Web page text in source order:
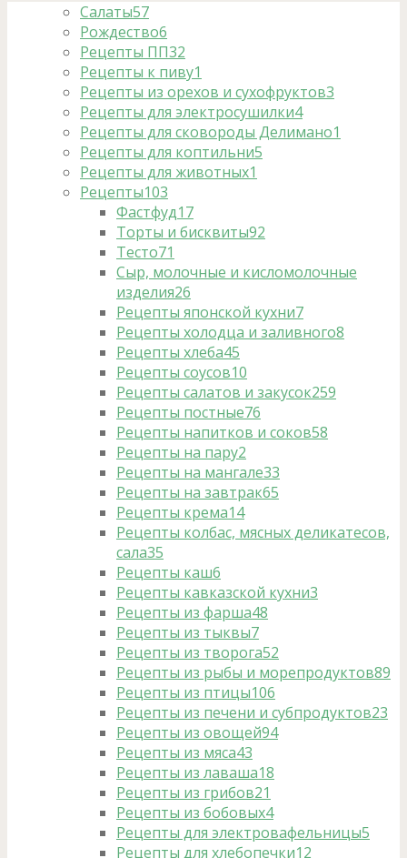
Салаты57
Рождество6
Рецепты ПП32
Рецепты к пиву1
Рецепты из орехов и сухофруктов3
Рецепты для электросушилки4
Рецепты для сковороды Делимано1
Рецепты для коптильни5
Рецепты для животных1
Рецепты103
Фастфуд17
Торты и бисквиты92
Тесто71
Сыр, молочные и кисломолочные
изделия26
Рецепты японской кухни7
Рецепты холодца и заливного8
Рецепты хлеба45
Рецепты соусов10
Рецепты салатов и закусок259
Рецепты постные76
Рецепты напитков и соков58
Рецепты на пару2
Рецепты на мангале33
Рецепты на завтрак65
Рецепты крема14
Рецепты колбас, мясных деликатесов,
сала35
Рецепты каш6
Рецепты кавказской кухни3
Рецепты из фарша48
Рецепты из тыквы7
Рецепты из творога52
Рецепты из рыбы и морепродуктов89
Рецепты из птицы106
Рецепты из печени и субпродуктов23
Рецепты из овощей94
Рецепты из мяса43
Рецепты из лаваша18
Рецепты из грибов21
Рецепты из бобовых4
Рецепты для электровафельницы5
Рецепты для хлебопечки12